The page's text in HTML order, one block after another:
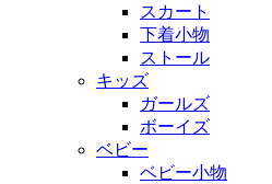
スカート
下着小物
ストール
キッズ
ガールズ
ボーイズ
ベビー
ベビー小物